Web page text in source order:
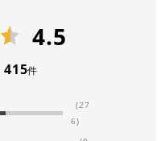
4.5
415件
(27
6)